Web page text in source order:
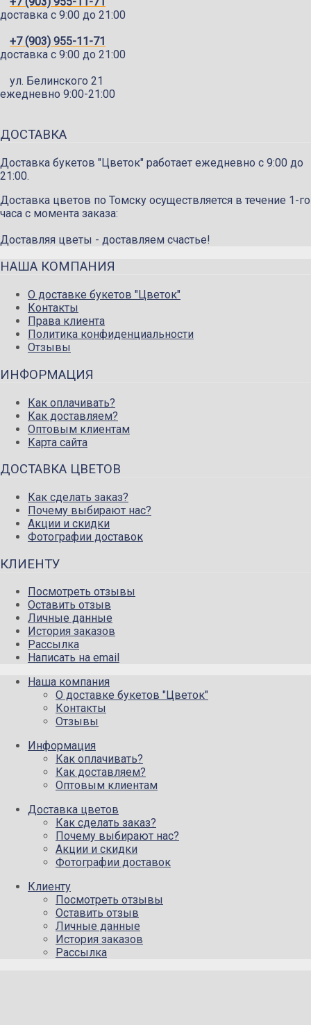
доставка c 9:00 до 21:00
+7 (903) 955-11-71
доставка c 9:00 до 21:00
ул. Белинского 21
ежедневно 9:00-21:00
ДОСТАВКА
Доставка букетов "Цветок" работает ежедневно с 9:00 до
21:00.
Доставка цветов по Томску осуществляется в течение 1-го
часа с момента заказа:
Доставляя цветы - доставляем счастье!
НАША КОМПАНИЯ
О доставке букетов "Цветок"
Контакты
Права клиента
Политика конфиденциальности
Отзывы
ИНФОРМАЦИЯ
Как оплачивать?
Как доставляем?
Оптовым клиентам
Карта сайта
ДОСТАВКА ЦВЕТОВ
Как сделать заказ?
Почему выбирают нас?
Акции и скидки
Фотографии доставок
КЛИЕНТУ
Посмотреть отзывы
Оставить отзыв
Личные данные
История заказов
Рассылка
Написать на email
Наша компания
О доставке букетов "Цветок"
Контакты
Отзывы
Информация
Как оплачивать?
Как доставляем?
Оптовым клиентам
Доставка цветов
Как сделать заказ?
Почему выбирают нас?
Акции и скидки
Фотографии доставок
Клиенту
Посмотреть отзывы
Оставить отзыв
Личные данные
История заказов
Рассылка